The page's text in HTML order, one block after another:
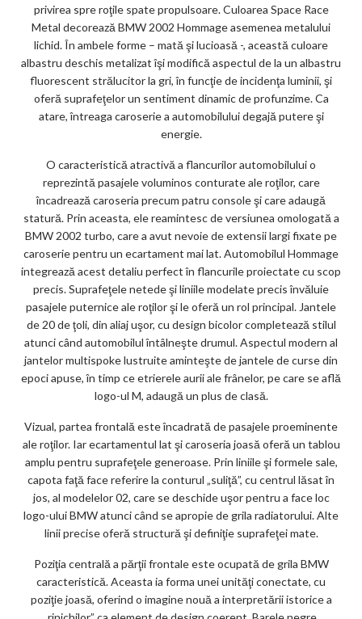
privirea spre roţile spate propulsoare. Culoarea Space Race
Metal decorează BMW 2002 Hommage asemenea metalului
lichid. În ambele forme – mată şi lucioasă -, această culoare
albastru deschis metalizat îşi modifică aspectul de la un albastru
fluorescent strălucitor la gri, în funcţie de incidenţa luminii, şi
oferă suprafeţelor un sentiment dinamic de profunzime. Ca
atare, întreaga caroserie a automobilului degajă putere şi
energie.
O caracteristică atractivă a flancurilor automobilului o
reprezintă pasajele voluminos conturate ale roţilor, care
încadrează caroseria precum patru console şi care adaugă
statură. Prin aceasta, ele reamintesc de versiunea omologată a
BMW 2002 turbo, care a avut nevoie de extensii largi fixate pe
caroserie pentru un ecartament mai lat. Automobilul Hommage
integrează acest detaliu perfect în flancurile proiectate cu scop
precis. Suprafeţele netede şi liniile modelate precis învăluie
pasajele puternice ale roţilor şi le oferă un rol principal. Jantele
de 20 de ţoli, din aliaj uşor, cu design bicolor completează stilul
atunci când automobilul întâlneşte drumul. Aspectul modern al
jantelor multispoke lustruite aminteşte de jantele de curse din
epoci apuse, în timp ce etrierele aurii ale frânelor, pe care se află
logo-ul M, adaugă un plus de clasă.
Vizual, partea frontală este încadrată de pasajele proeminente
ale roţilor. Iar ecartamentul lat şi caroseria joasă oferă un tablou
amplu pentru suprafeţele generoase. Prin liniile şi formele sale,
capota faţă face referire la conturul „suliţă”, cu centrul lăsat în
jos, al modelelor 02, care se deschide uşor pentru a face loc
logo-ului BMW atunci când se apropie de grila radiatorului. Alte
linii precise oferă structură şi definiţie suprafeţei mate.
Poziţia centrală a părţii frontale este ocupată de grila BMW
caracteristică. Aceasta ia forma unei unităţi conectate, cu
poziţie joasă, oferind o imagine nouă a interpretării istorice a